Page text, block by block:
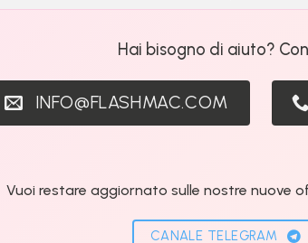
Hai bisogno di aiuto?
INFO@FLASHMAC.COM
Vuoi restare aggiornato sulle nostre nuove
CANALE TELEGRAM